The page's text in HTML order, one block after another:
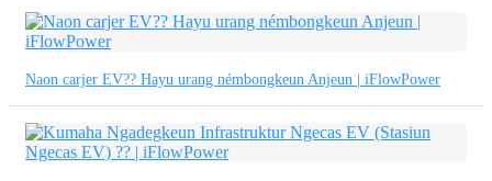
O'zbek
中文
Naon carjer EV?? Hayu urang némbongkeun Anjeun | iFlowPower